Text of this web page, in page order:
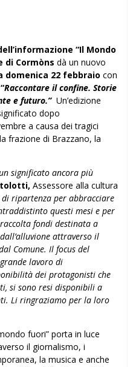
“Il Mondo
di Cormòns dà un nuovo
domenica 22 febbraio con
“Raccontare il confine. Storie
e futuro.” Un’edizione
dopo
a causa dei tragici
frazione di Brazzano, la
significato ancora più
Assessore alla cultura
di ripartenza per abbracciare
questi mesi e per
fondi destinata a
attraverso il
Comune. Il focus del
lavoro di
dei protagonisti che
si sono resi disponibili a
Li ringraziamo per la loro
fuori” porta in luce
il giornalismo, i
la musica e anche